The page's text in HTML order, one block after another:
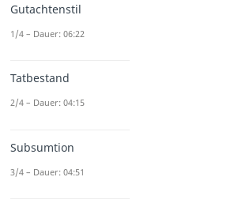
Gutachtenstil
1/4 – Dauer: 06:22
Tatbestand
2/4 – Dauer: 04:15
Subsumtion
3/4 – Dauer: 04:51